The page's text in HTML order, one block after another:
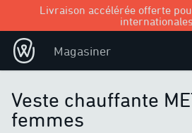
Livraison accélérée offerte
internationales.
Magasiner
Veste chauffante
femmes